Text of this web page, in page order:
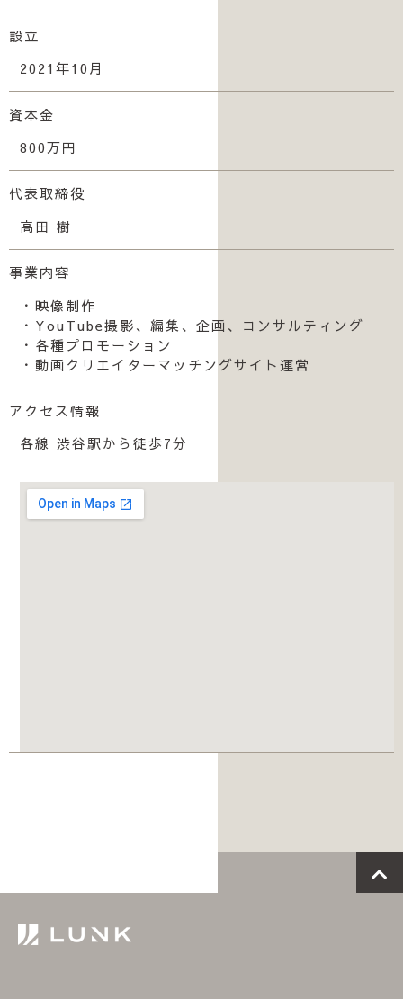
設立
2021年10月
資本金
800万円
代表取締役
高田 樹
事業内容
・映像制作
・YouTube撮影、編集、企画、コンサルティング
・各種プロモーション
・動画クリエイターマッチングサイト運営
アクセス情報
各線 渋谷駅から徒歩7分